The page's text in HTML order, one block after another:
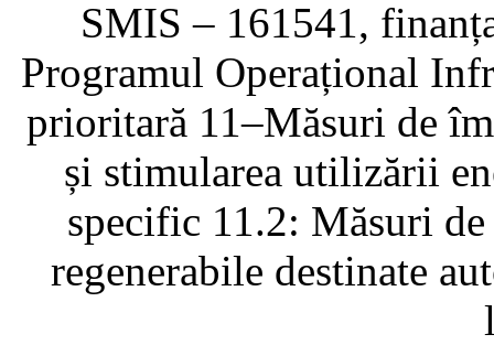
SMIS – 161541,
Programul Operațional
prioritară 11–Măsuri de
și stimularea utilizării
specific 11.2: Măsuri
regenerabile destinate